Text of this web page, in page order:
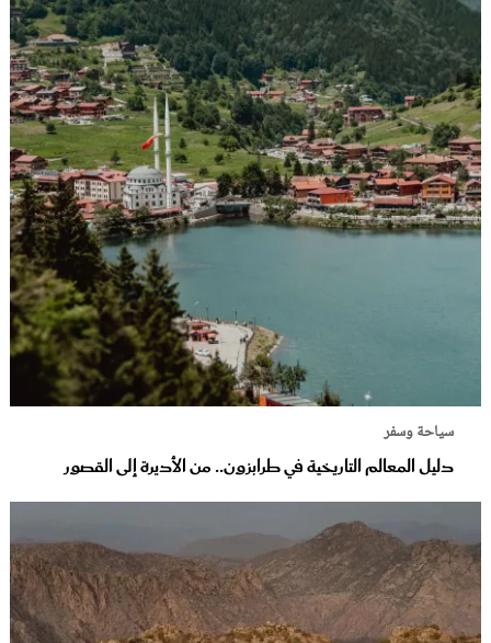
سياحة وسفر
دليل المعالم التاريخية في طرابزون.. من الأديرة إلى القصور